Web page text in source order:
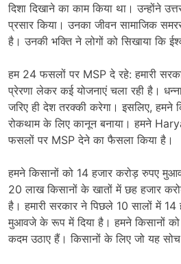
दिशा दिखाने का काम किया था। उन्होंने
प्रसार किया। उनका जीवन सामाजिक
है। उनकी भक्ति ने लोगों को सिखाया कि
हम 24 फसलों पर MSP दे रहे: हमारी
प्रेरणा लेकर कई योजनाएं चला रही है।
जरिए ही देश तरक्की करेगा। इसलिए, हमने
रोकथाम के लिए कानून बनाया। हमने
फसलों पर MSP देने का फैसला किया है।
हमने किसानों को 14 हजार करोड़ रुपए
20 लाख किसानों के खातों में छह हजार
है। हमारी सरकार ने पिछले 10 सालों में 14
मुआवजे के रूप में दिया है। हमने किसानों
कदम उठाए हैं। किसानों के लिए जो यह